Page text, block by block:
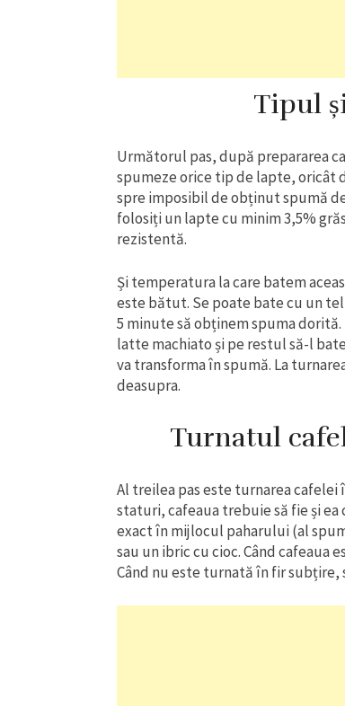
Tipul
Următorul pas, după prepararea
spumeze orice tip de lapte, oricât
spre imposibil de obținut spumă
folosiți un lapte cu minim 3,5%
rezistentă.
Și temperatura la care batem
este bătut. Se poate bate cu un
5 minute să obținem spuma
latte machiato și pe restul să-l
va transforma în spumă. La
deasupra.
Turnatul
Al treilea pas este turnarea
staturi, cafeaua trebuie să fie și
exact în mijlocul paharului (al
sau un ibric cu cioc. Când cafeaua
Când nu este turnată în fir subțire,